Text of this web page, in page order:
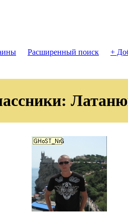
Расширенный поиск +